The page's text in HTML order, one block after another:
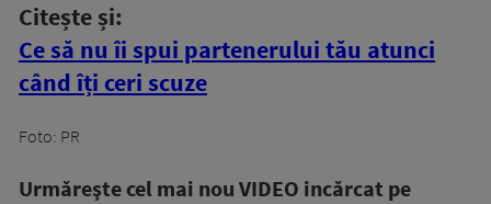
Citește și:
Ce să nu îi spui partenerului tău atunci
când îți ceri scuze
Foto: PR
Urmăreşte cel mai nou VIDEO incărcat pe